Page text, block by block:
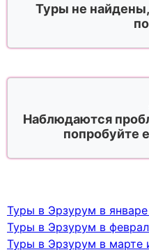
Туры не
Наблюдаются
попробуйте
Туры в Эрзурум в
Туры в Эрзурум в
Туры в Эрзурум в марте